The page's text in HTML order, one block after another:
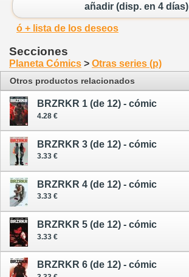
añadir (disp. en 4 días)
ó + lista de los deseos
Secciones
Planeta Cómics > Otras series (p)
Otros productos relacionados
BRZRKR 1 (de 12) - cómic
4.28 €
BRZRKR 3 (de 12) - cómic
3.33 €
BRZRKR 4 (de 12) - cómic
3.33 €
BRZRKR 5 (de 12) - cómic
3.33 €
BRZRKR 6 (de 12) - cómic